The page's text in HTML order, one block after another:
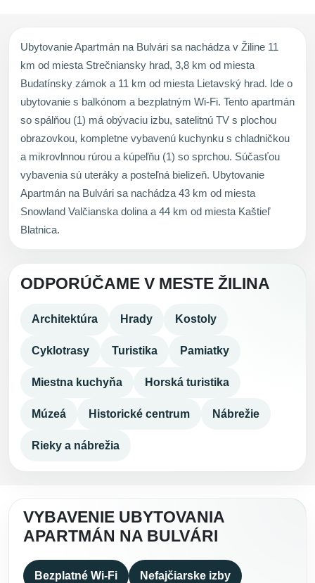
Ubytovanie Apartmán na Bulvári sa nachádza v Žiline 11
km od miesta Strečniansky hrad, 3,8 km od miesta
Budatínsky zámok a 11 km od miesta Lietavský hrad. Ide o
ubytovanie s balkónom a bezplatným Wi-Fi. Tento apartmán
so spálňou (1) má obývaciu izbu, satelitnú TV s plochou
obrazovkou, kompletne vybavenú kuchynku s chladničkou
a mikrovlnnou rúrou a kúpeľňu (1) so sprchou. Súčasťou
vybavenia sú uteráky a posteľná bielizeň. Ubytovanie
Apartmán na Bulvári sa nachádza 43 km od miesta
Snowland Valčianska dolina a 44 km od miesta Kaštieľ
Blatnica.
ODPORÚČAME V MESTE ŽILINA
Architektúra Hrady Kostoly
Cyklotrasy Turistika Pamiatky
Miestna kuchyňa Horská turistika
Múzeá Historické centrum Nábrežie
Rieky a nábrežia
VYBAVENIE UBYTOVANIA
APARTMÁN NA BULVÁRI
Bezplatné Wi-Fi Nefajčiarske izby